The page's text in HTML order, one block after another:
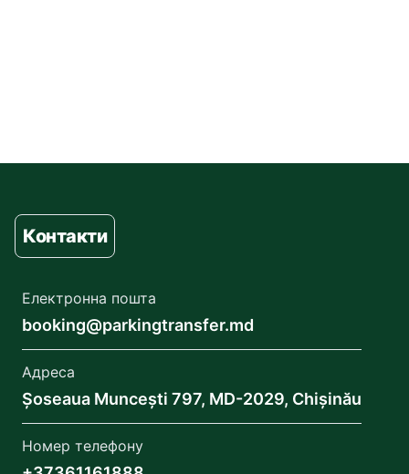
Контакти
Електронна пошта
booking@parkingtransfer.md
Адреса
Șoseaua Muncești 797, MD-2029, Chișinău
Номер телефону